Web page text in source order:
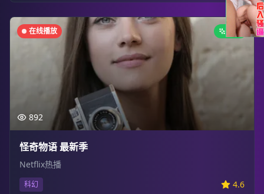
在线播放 新剧
892
怪奇物语 最新季
Netflix热播
科幻 4.6